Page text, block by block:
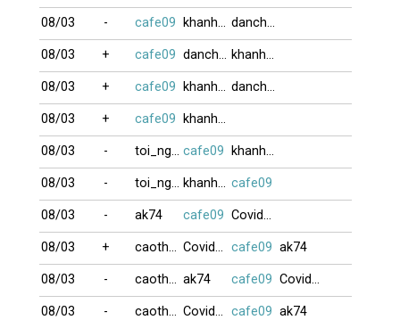
08/03 - cafe09 khanhdalat danchoi
08/03 + cafe09 danchoi khanhdalat
08/03 + cafe09 khanhdalat danchoi
08/03 + cafe09 khanhdalat
08/03 - toi_nguoiHP cafe09 khanhdalat
08/03 - toi_nguoiHP khanhdalat cafe09
08/03 - ak74 cafe09 Covid19
08/03 + caothuvolam Covid19 cafe09 ak74
08/03 - caothuvolam ak74 cafe09 Covid19
08/03 - caothuvolam Covid19 cafe09 ak74